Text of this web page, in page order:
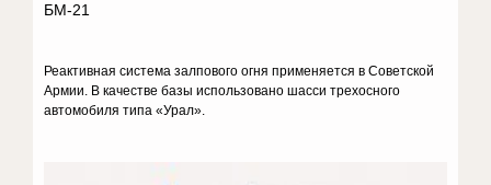
БМ-21
Реактивная система залпового огня применяется в Советской
Армии. В качестве базы использовано шасси трехосного
автомобиля типа «Урал».